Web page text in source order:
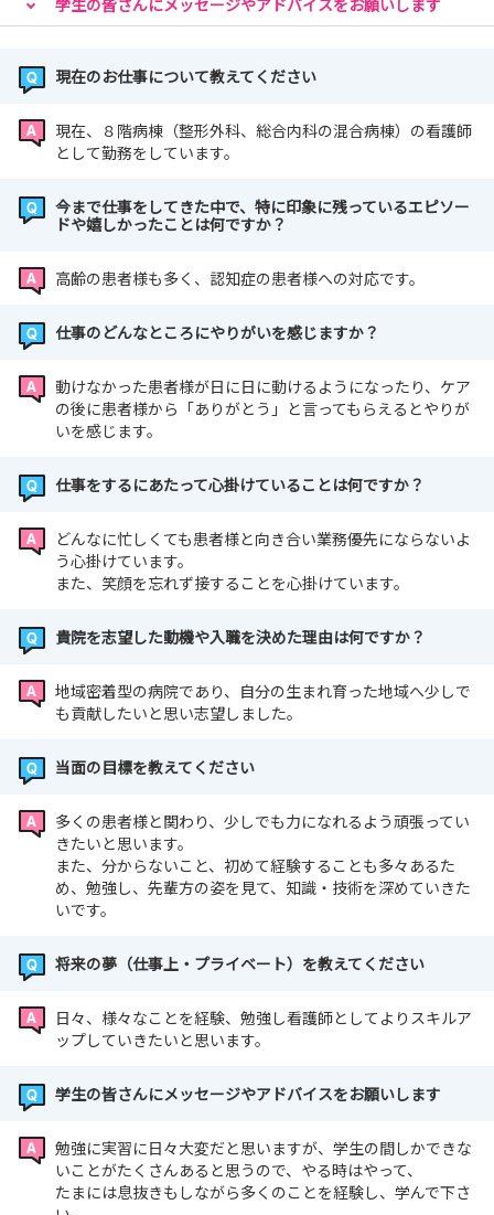
学生の皆さんにメッセージやアドバイスをお願いします
現在のお仕事について教えてください
現在、８階病棟（整形外科、総合内科の混合病棟）の看護師
として勤務をしています。
今まで仕事をしてきた中で、特に印象に残っているエピソー
ドや嬉しかったことは何ですか？
高齢の患者様も多く、認知症の患者様への対応です。
仕事のどんなところにやりがいを感じますか？
動けなかった患者様が日に日に動けるようになったり、ケア
の後に患者様から「ありがとう」と言ってもらえるとやりが
いを感じます。
仕事をするにあたって心掛けていることは何ですか？
どんなに忙しくても患者様と向き合い業務優先にならないよ
う心掛けています。
また、笑顔を忘れず接することを心掛けています。
貴院を志望した動機や入職を決めた理由は何ですか？
地域密着型の病院であり、自分の生まれ育った地域へ少しで
も貢献したいと思い志望しました。
当面の目標を教えてください
多くの患者様と関わり、少しでも力になれるよう頑張ってい
きたいと思います。
また、分からないこと、初めて経験することも多々あるた
め、勉強し、先輩方の姿を見て、知識・技術を深めていきた
いです。
将来の夢（仕事上・プライベート）を教えてください
日々、様々なことを経験、勉強し看護師としてよりスキルア
ップしていきたいと思います。
学生の皆さんにメッセージやアドバイスをお願いします
勉強に実習に日々大変だと思いますが、学生の間しかできな
いことがたくさんあると思うので、やる時はやって、
たまには息抜きもしながら多くのことを経験し、学んで下さ